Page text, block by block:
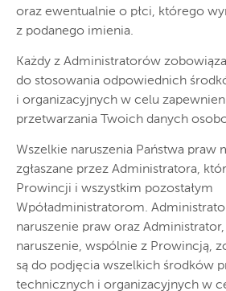
oraz ewentualnie o płci, którego
z podanego imienia.
Każdy z Administratorów
do stosowania odpowiednich
i organizacyjnych w celu
przetwarzania Twoich danych
Wszelkie naruszenia Państwa praw
zgłaszane przez Administratora,
Prowincji i wszystkim pozostałym
Wpóładministratorom.
naruszenie praw oraz
naruszenie, wspólnie z Prowincją,
są do podjęcia wszelkich środków
technicznych i organizacyjnych w